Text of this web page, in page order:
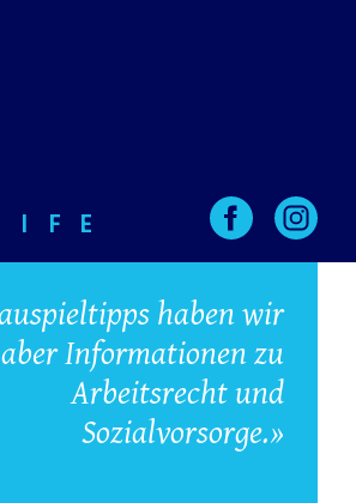
I F E
haben wir
Informationen zu
Arbeitsrecht und
Sozialvorsorge.»